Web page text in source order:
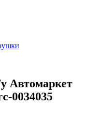
Автомаркет
0034035